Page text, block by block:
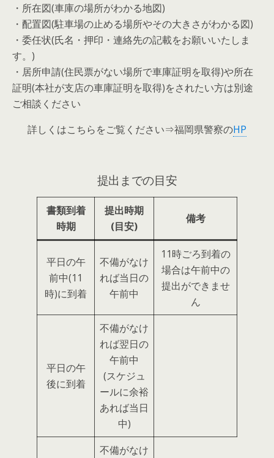
・所在図(車庫の場所がわかる地図)
・配置図(駐車場の止める場所やその大きさがわかる図)
・委任状(氏名・押印・連絡先の記載をお願いいたしま
す。)
・居所申請(住民票がない場所で車庫証明を取得)や所在
証明(本社が支店の車庫証明を取得)をされたい方は別途
ご相談ください
詳しくはこちらをご覧ください⇒福岡県警察のHP
提出までの目安
書類到着
時期
提出時期
(目安)
備考
平日の午
前中(11
時)に到着
不備がなけ
れば当日の
午前中
11時ごろ到着の
場合は午前中の
提出ができませ
ん
平日の午
後に到着
不備がなけ
れば翌日の
午前中
(スケジュ
ールに余裕
あれば当日
中)
不備がなけ